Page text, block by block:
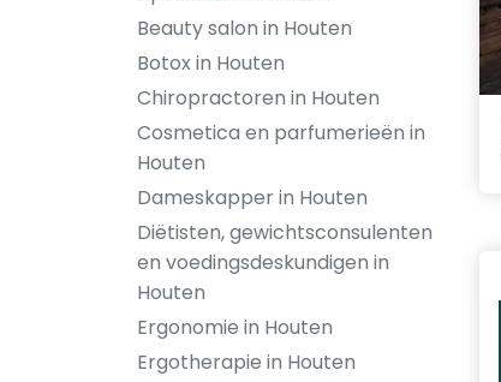
Beauty salon in Houten
Botox in Houten
Chiropractoren in Houten
Cosmetica en parfumerieën in
Houten
Dameskapper in Houten
Diëtisten, gewichtsconsulenten
en voedingsdeskundigen in
Houten
Ergonomie in Houten
Ergotherapie in Houten